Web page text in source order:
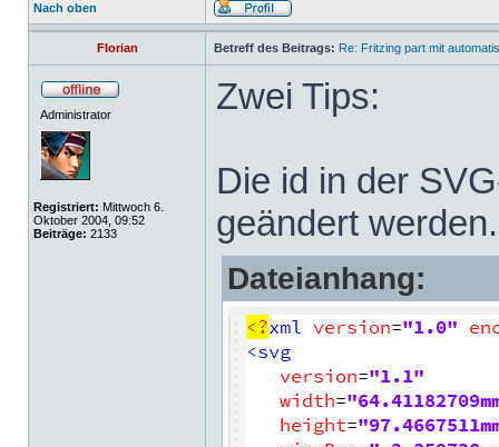
Nach oben
Florian Betreff des Beitrags: Re: Fritzing part mit
Administrator
Registriert: Mittwoch 6.
Oktober 2004, 09:52
Beiträge: 2133
Zwei Tips:
Die id in der
geändert
Dateianhang: